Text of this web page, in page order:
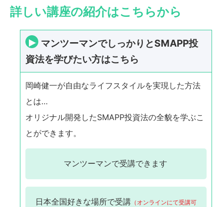
詳しい講座の紹介はこちらから
マンツーマンでしっかりとSMAPP投
資法を学びたい方はこちら
岡崎健一が自由なライフスタイルを実現した方法
とは…
オリジナル開発したSMAPP投資法の全貌を学ぶこ
とができます。
マンツーマンで受講できます
日本全国好きな場所で受講 （オンラインにて受講可